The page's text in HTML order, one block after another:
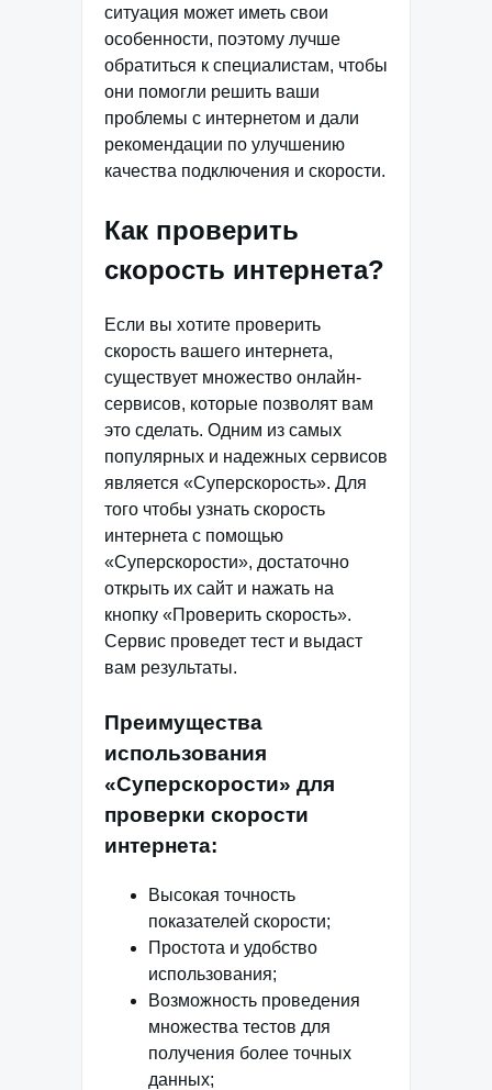
ситуация может иметь свои
особенности, поэтому лучше
обратиться к специалистам, чтобы
они помогли решить ваши
проблемы с интернетом и дали
рекомендации по улучшению
качества подключения и скорости.
Как проверить
скорость интернета?
Если вы хотите проверить
скорость вашего интернета,
существует множество онлайн-
сервисов, которые позволят вам
это сделать. Одним из самых
популярных и надежных сервисов
является «Суперскорость». Для
того чтобы узнать скорость
интернета с помощью
«Суперскорости», достаточно
открыть их сайт и нажать на
кнопку «Проверить скорость».
Сервис проведет тест и выдаст
вам результаты.
Преимущества
использования
«Суперскорости» для
проверки скорости
интернета:
Высокая точность
показателей скорости;
Простота и удобство
использования;
Возможность проведения
множества тестов для
получения более точных
данных;